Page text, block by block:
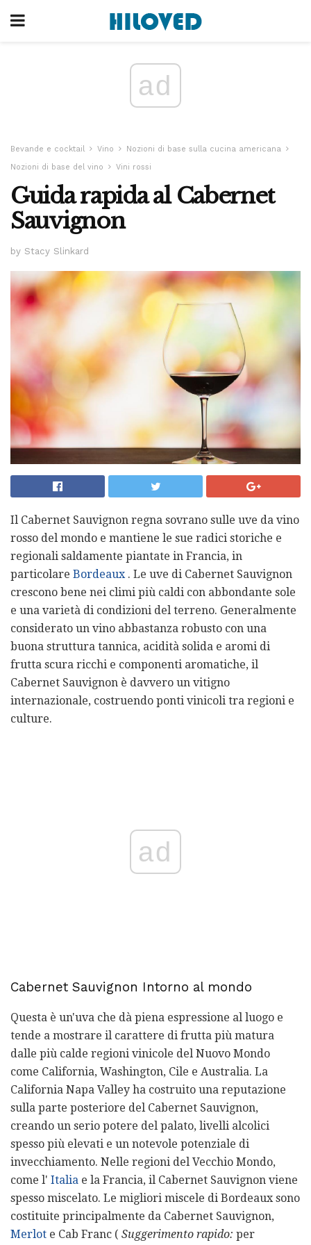
ad
Bevande e cocktail Vino
Nozioni di base sulla cucina americana
Nozioni di base del vino
Vini rossi
Guida rapida al Cabernet
Sauvignon
by Stacy Slinkard
Il Cabernet Sauvignon regna sovrano sulle uve da vino
rosso del mondo e mantiene le sue radici storiche e
regionali saldamente piantate in Francia, in
particolare Bordeaux . Le uve di Cabernet Sauvignon
crescono bene nei climi più caldi con abbondante sole
e una varietà di condizioni del terreno. Generalmente
considerato un vino abbastanza robusto con una
buona struttura tannica, acidità solida e aromi di
frutta scura ricchi e componenti aromatiche, il
Cabernet Sauvignon è davvero un vitigno
internazionale, costruendo ponti vinicoli tra regioni e
culture.
ad
Cabernet Sauvignon Intorno al mondo
Questa è un'uva che dà piena espressione al luogo e
tende a mostrare il carattere di frutta più matura
dalle più calde regioni vinicole del Nuovo Mondo
come California, Washington, Cile e Australia. La
California Napa Valley ha costruito una reputazione
sulla parte posteriore del Cabernet Sauvignon,
creando un serio potere del palato, livelli alcolici
spesso più elevati e un notevole potenziale di
invecchiamento. Nelle regioni del Vecchio Mondo,
come l' Italia e la Francia, il Cabernet Sauvignon viene
spesso miscelato. Le migliori miscele di Bordeaux sono
costituite principalmente da Cabernet Sauvignon,
Merlot e Cab Franc ( Suggerimento rapido: per